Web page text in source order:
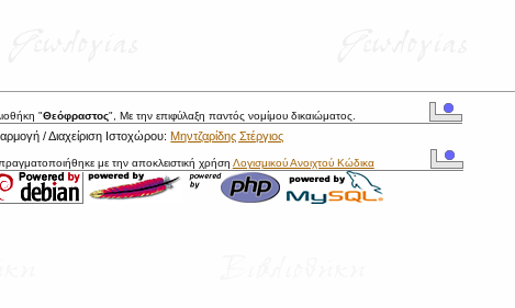
"Θεόφραστος", Με την επιφύλαξη παντός νομίμου δικαιώματος.
/ Διαχείριση Ιστοχώρου:Μηντζαρίδης Στέργιος
με την αποκλειστική χρήση Λογισμικού Ανοιχτού Κώδικα